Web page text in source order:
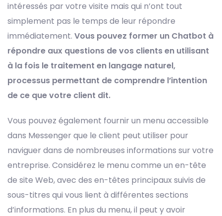
intéressés par votre visite mais qui n’ont tout
simplement pas le temps de leur répondre
immédiatement. Vous pouvez former un Chatbot à
répondre aux questions de vos clients en utilisant
à la fois le traitement en langage naturel,
processus permettant de comprendre l’intention
de ce que votre client dit.
Vous pouvez également fournir un menu accessible
dans Messenger que le client peut utiliser pour
naviguer dans de nombreuses informations sur votre
entreprise. Considérez le menu comme un en-tête
de site Web, avec des en-têtes principaux suivis de
sous-titres qui vous lient à différentes sections
d’informations. En plus du menu, il peut y avoir